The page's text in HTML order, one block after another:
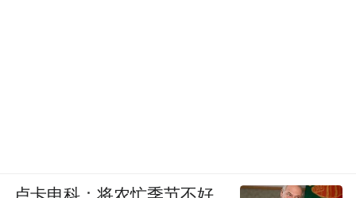
卢卡申科：将农忙季节不好